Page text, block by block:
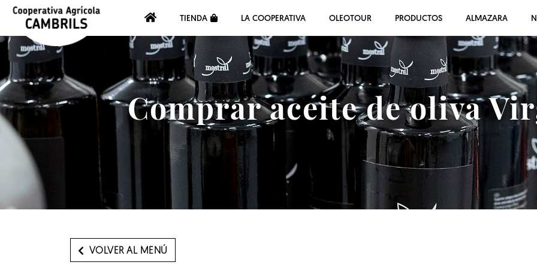
TIENDA LA COOPERATIVA OLEOTOUR PRODUCTOS ALMAZARA
Comprar aceite de oliva
VOLVER AL MENÚ